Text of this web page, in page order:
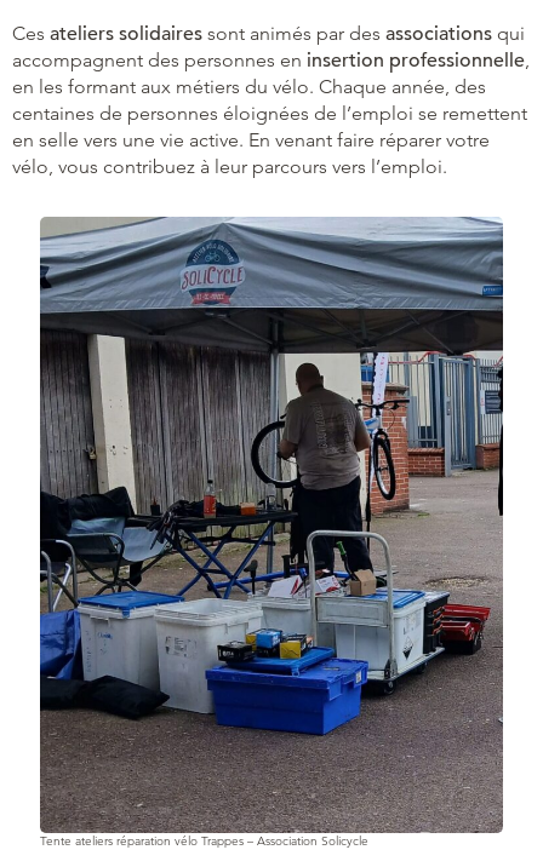
Ces ateliers solidaires sont animés par des associations qui
accompagnent des personnes en insertion professionnelle
en les formant aux métiers du vélo. Chaque année, des
centaines de personnes éloignées de l’emploi se remettent
en selle vers une vie active. En venant faire réparer votre
vélo, vous contribuez à leur parcours vers l’emploi.
Tente ateliers réparation vélo Trappes – Association Solicycle